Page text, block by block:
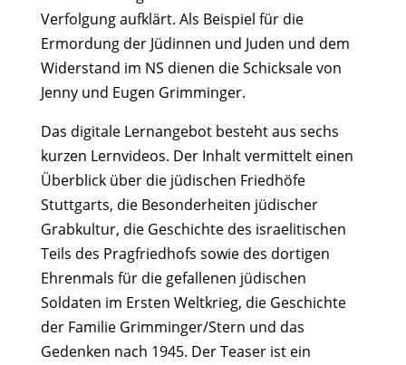
Verfolgung aufklärt. Als Beispiel für die
Ermordung der Jüdinnen und Juden und dem
Widerstand im NS dienen die Schicksale von
Jenny und Eugen Grimminger.
Das digitale Lernangebot besteht aus sechs
kurzen Lernvideos. Der Inhalt vermittelt einen
Überblick über die jüdischen Friedhöfe
Stuttgarts, die Besonderheiten jüdischer
Grabkultur, die Geschichte des israelitischen
Teils des Pragfriedhofs sowie des dortigen
Ehrenmals für die gefallenen jüdischen
Soldaten im Ersten Weltkrieg, die Geschichte
der Familie Grimminger/Stern und das
Gedenken nach 1945. Der Teaser ist ein